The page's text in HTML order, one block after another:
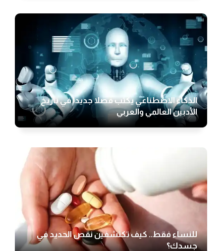
الذكاء الاصطناعي يكتب فصلا جديدا في تاريخ
الأدبين العالمي والعربي
للنساء فقط.. كيف تكتشفين نقص الحديد في
جسدك؟